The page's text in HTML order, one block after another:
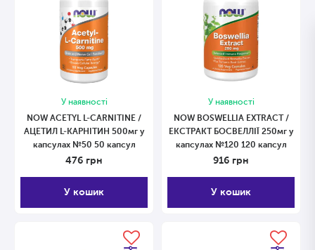
У наявності
NOW ACETYL L-CARNITINE /
АЦЕТИЛ L-КАРНІТИН 500мг у
капсулах №50 50 капсул
476 грн
У кошик
У наявності
NOW BOSWELLIA EXTRACT /
ЕКСТРАКТ БОСВЕЛЛІЇ 250мг у
капсулах №120 120 капсул
916 грн
У кошик